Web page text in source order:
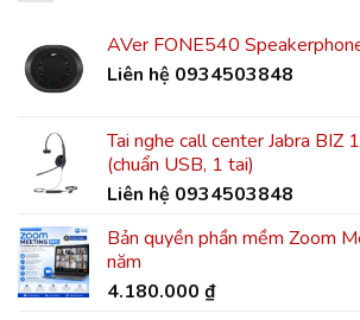
AVer FONE540
Liên hệ 0934503848
Tai nghe call center Jabra BIZ
(chuẩn USB, 1 tai)
Liên hệ 0934503848
Bản quyền phần mềm Zoom
năm
4.180.000 ₫